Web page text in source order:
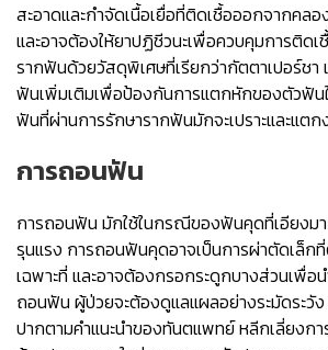
สะอาดและกำจัดเนื้อเยื่อที่ติดเชื้อออกจากคลอ
และอาจต้องให้ยาปฏิชีวนะเพื่อควบคุมการติด
รากฟันด้วยวัสดุพิเศษที่เรียกว่ากัตตาเปอร์ชา
ฟันเพิ่มเติมเพื่อป้องกันการแตกหักของตัวฟันใ
ฟันที่ผ่านการรักษารากฟันมักจะเปราะและแต
การถอนฟัน
การถอนฟัน มักใช้ในกรณีของฟันคุดที่เอียงม
รุนแรง การถอนฟันคุดอาจเป็นการผ่าตัดเล็ก
เฉพาะที่ และอาจต้องกรอกระดูกบางส่วนเพื่
ถอนฟัน ผู้ป่วยจะต้องดูแลแผลอย่างระมัดระวั
ปากตามคำแนะนำของทันตแพทย์ หลีกเลี่ยงก